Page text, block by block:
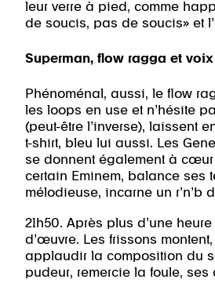
leur verre à pied, comme
de soucis, pas de soucis» et
Superman, flow ragga et
Phénoménal, aussi, le flow
les loops en use et n’hésite
(peut-être l’inverse), laissent
t-shirt, bleu lui aussi. Les
se donnent également à cœur
certain Eminem, balance ses
mélodieuse, incarne un r’n’b
21h50. Après plus d’une
d’œuvre. Les frissons
applaudir la composition du
pudeur, remercie la foule, ses